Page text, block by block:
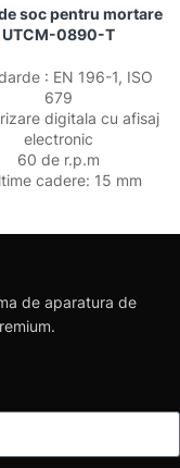
soc pentru mortare
UTCM-0890-T
: EN 196-1, ISO
679
digitala cu afisaj
electronic
60 de r.p.m
cadere: 15 mm
de aparatura de